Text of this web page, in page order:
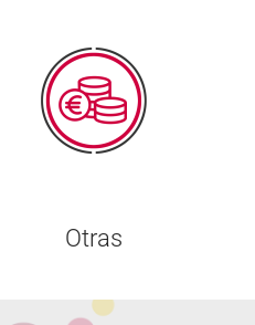
Otras